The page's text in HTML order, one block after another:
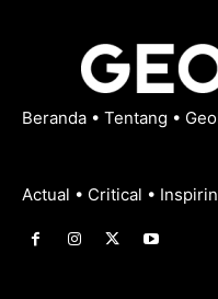
Beranda • Tentang •
Actual • Critical •